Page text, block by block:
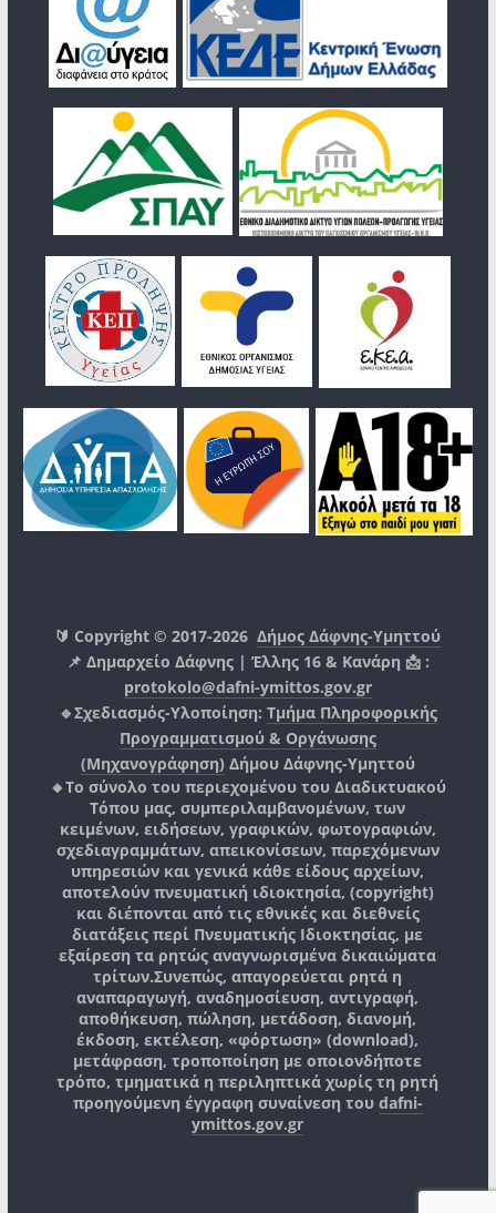
🔰 Copyright © 2017-2026Δήμος Δάφνης-Υμηττού
📌 Δημαρχείο Δάφνης | Έλλης 16 & Κανάρη 📩 :
protokolo@dafni-ymittos.gov.gr
🔹Σχεδιασμός-Υλοποίηση: Τμήμα Πληροφορικής
Προγραμματισμού & Οργάνωσης
(Μηχανογράφηση) Δήμου Δάφνης-Υμηττού
🔸Το σύνολο του περιεχομένου του Διαδικτυακού
Τόπου μας, συμπεριλαμβανομένων, των
κειμένων, ειδήσεων, γραφικών, φωτογραφιών,
σχεδιαγραμμάτων, απεικονίσεων, παρεχόμενων
υπηρεσιών και γενικά κάθε είδους αρχείων,
αποτελούν πνευματική ιδιοκτησία, (copyright)
και διέπονται από τις εθνικές και διεθνείς
διατάξεις περί Πνευματικής Ιδιοκτησίας, με
εξαίρεση τα ρητώς αναγνωρισμένα δικαιώματα
τρίτων.Συνεπώς, απαγορεύεται ρητά η
αναπαραγωγή, αναδημοσίευση, αντιγραφή,
αποθήκευση, πώληση, μετάδοση, διανομή,
έκδοση, εκτέλεση, «φόρτωση» (download),
μετάφραση, τροποποίηση με οποιονδήποτε
τρόπο, τμηματικά η περιληπτικά χωρίς τη ρητή
προηγούμενη έγγραφη συναίνεση του dafni-
ymittos.gov.gr